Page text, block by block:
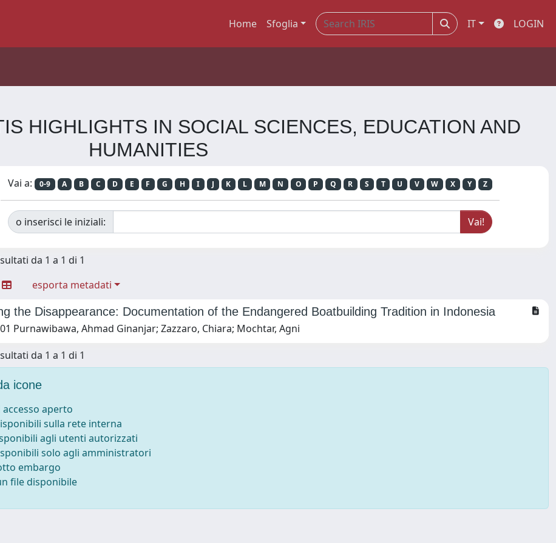
Home Sfoglia IT LOGIN
HIGHLIGHTS IN SOCIAL SCIENCES, EDUCATION AND
HUMANITIES
Vai a: 0-9 A B C D E F G H I J K L M N O P Q R S T U V W X Y Z
o inserisci le iniziali:
da 1 a 1 di 1
esporta metadati
the Disappearance: Documentation of the Endangered Boatbuilding Tradition in Indonesia
Purnawibawa, Ahmad Ginanjar; Zazzaro, Chiara; Mochtar, Agni
da 1 a 1 di 1
icone
accesso aperto
sulla rete interna
agli utenti autorizzati
solo agli amministratori
embargo
file disponibile